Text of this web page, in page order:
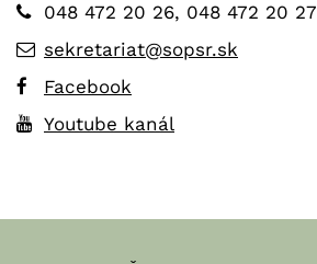
048 472 20 26, 048 472 20 27
sekretariat@sopsr.sk
Facebook
Youtube kanál